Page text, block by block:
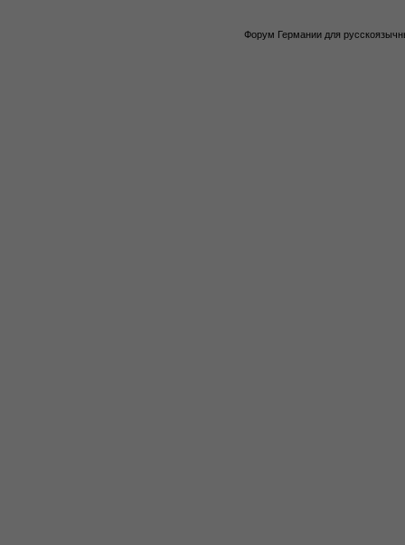
Форум Германии для